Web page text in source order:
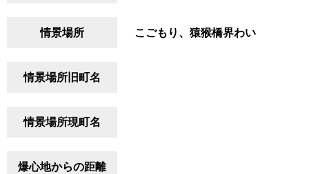
情景場所 こごもり、猿猴橋界わい
情景場所旧町名
情景場所現町名
爆心地からの距離